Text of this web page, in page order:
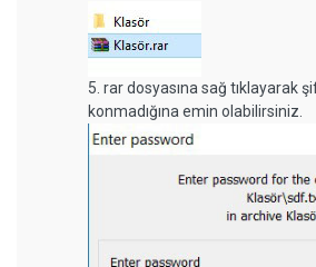
5. rar dosyasına sağ tıklayarak
konmadığına emin olabilirsiniz.